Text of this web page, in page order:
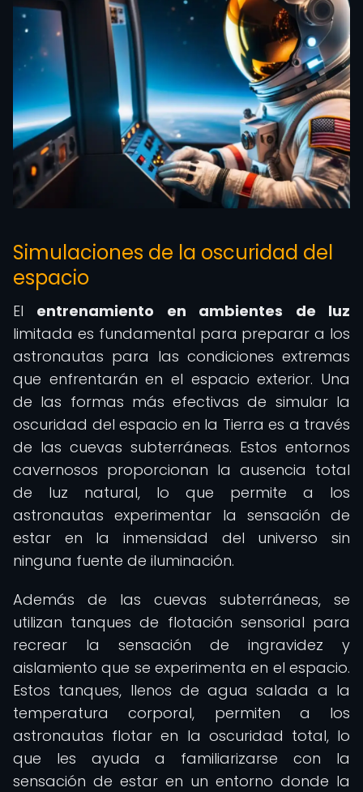
Simulaciones de la oscuridad del
espacio
El entrenamiento en ambientes de luz
limitada es fundamental para preparar a los
astronautas para las condiciones extremas
que enfrentarán en el espacio exterior. Una
de las formas más efectivas de simular la
oscuridad del espacio en la Tierra es a través
de las cuevas subterráneas. Estos entornos
cavernosos proporcionan la ausencia total
de luz natural, lo que permite a los
astronautas experimentar la sensación de
estar en la inmensidad del universo sin
ninguna fuente de iluminación.
Además de las cuevas subterráneas, se
utilizan tanques de flotación sensorial para
recrear la sensación de ingravidez y
aislamiento que se experimenta en el espacio.
Estos tanques, llenos de agua salada a la
temperatura corporal, permiten a los
astronautas flotar en la oscuridad total, lo
que les ayuda a familiarizarse con la
sensación de estar en un entorno donde la